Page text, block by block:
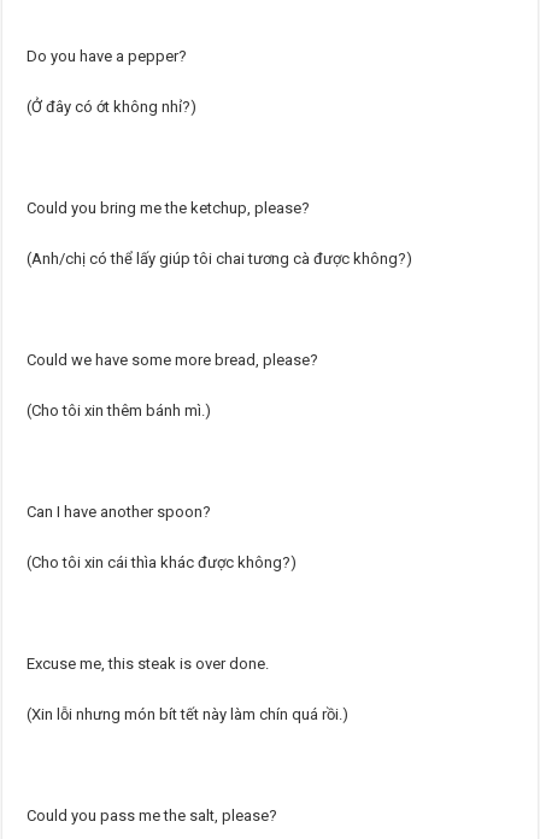
Do you have a pepper?
(Ở đây có ớt không nhỉ?)
Could you bring me the ketchup, please?
(Anh/chị có thể lấy giúp tôi chai tương cà được không?)
Could we have some more bread, please?
(Cho tôi xin thêm bánh mì.)
Can I have another spoon?
(Cho tôi xin cái thìa khác được không?)
Excuse me, this steak is over done.
(Xin lỗi nhưng món bít tết này làm chín quá rồi.)
Could you pass me the salt, please?